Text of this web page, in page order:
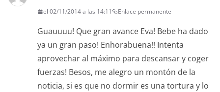
el 02/11/2014 a las 14:11 Enlace permanente
Guauuuu! Que gran avance Eva! Bebe ha dado
ya un gran paso! Enhorabuena!! Intenta
aprovechar al máximo para descansar y coger
fuerzas! Besos, me alegro un montón de la
noticia, si es que no dormir es una tortura y lo